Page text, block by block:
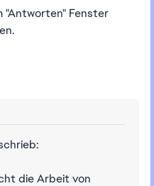
"Antworten" Fenster
die Arbeit von